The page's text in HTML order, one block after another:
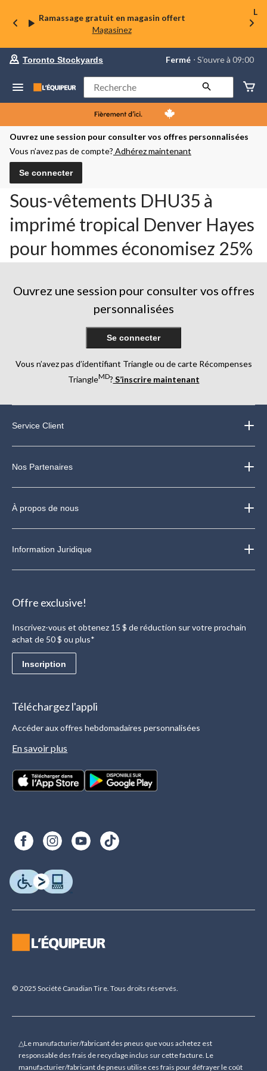
Ramassage gratuit en magasin offert
Magasinez
La
préféré
Toronto
Stockyards,
courament
Fermé,
S’ouvre
à
Toronto Stockyards Fermé ⋅ S’ouvre à 09:00
Rechercher
Ouvrez une session pour consulter vos offres personnalisées
Vous n’avez pas de compte? Adhérez maintenant
Se connecter
Sous-vêtements DHU35 à
imprimé tropical Denver Hayes
pour hommes économisez 25%
Ouvrez une session pour consulter vos offres
personnalisées
Se connecter
Vous n’avez pas d’identifiant Triangle ou de carte Récompenses
TriangleMD? S’inscrire maintenant
Service Client
Nos Partenaires
À propos de nous
Information Juridique
Offre exclusive!
Inscrivez-vous et obtenez 15 $ de réduction sur votre prochain
achat de 50 $ ou plus*
Inscription
Téléchargez l'appli
Accéder aux offres hebdomadaires personnalisées
En savoir plus
© 2025 Société Canadian Tire. Tous droits réservés.
△Le manufacturier/fabricant des pneus que vous achetez est
responsable des frais de recyclage inclus sur cette facture. Le
manufacturier/fabricant de pneus utilise ces frais pour défrayer le coût